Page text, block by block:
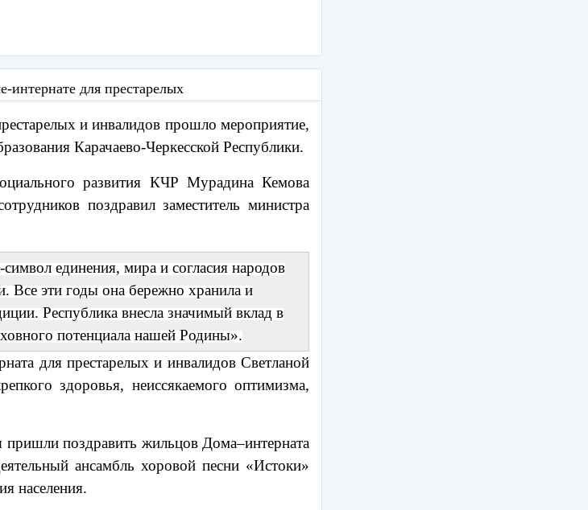
для престарелых
и инвалидов прошло мероприятие,
Карачаево-Черкесской Республики.
развития КЧР Мурадина Кемова
поздравил заместитель министра
единения, мира и согласия народов
Все эти годы она бережно хранила и
Республика внесла значимый вклад в
потенциала нашей Родины».
для престарелых и инвалидов Светланой
здоровья, неиссякаемого оптимизма,
поздравить жильцов Дома–интерната
ансамбль хоровой песни «Истоки»
населения.